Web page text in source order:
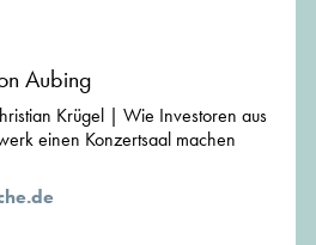
Aubing
Krügel | Wie Investoren aus
einen Konzertsaal machen